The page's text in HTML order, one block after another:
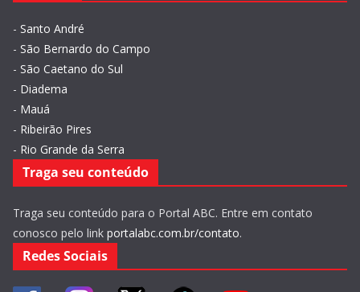
- Santo André
- São Bernardo do Campo
- São Caetano do Sul
- Diadema
- Mauá
- Ribeirão Pires
- Rio Grande da Serra
Traga seu conteúdo
Traga seu conteúdo para o Portal ABC. Entre em contato
conosco pelo link portalabc.com.br/contato.
Redes Sociais